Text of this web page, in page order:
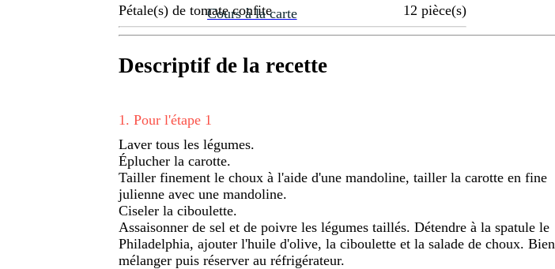
Cours à la carte
Pétale(s) de tomate confite 12 pièce(s)
Descriptif de la recette
1 . Pour l'étape 1
Laver tous les légumes.
Éplucher la carotte.
Tailler finement le choux à l'aide d'une mandoline, tailler la carotte en fine
julienne avec une mandoline.
Ciseler la ciboulette.
Assaisonner de sel et de poivre les légumes taillés. Détendre à la spatule le
Philadelphia, ajouter l'huile d'olive, la ciboulette et la salade de choux. Bien
mélanger puis réserver au réfrigérateur.